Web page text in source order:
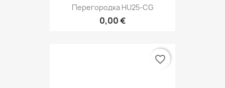
Перегородка HU25-CG
0,00 €
favorite_border